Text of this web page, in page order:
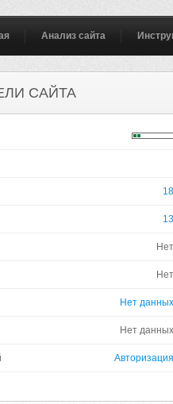
Анализ сайта
САЙТА
18
13
Нет
Нет
Нет данных
Нет данных
Авторизация